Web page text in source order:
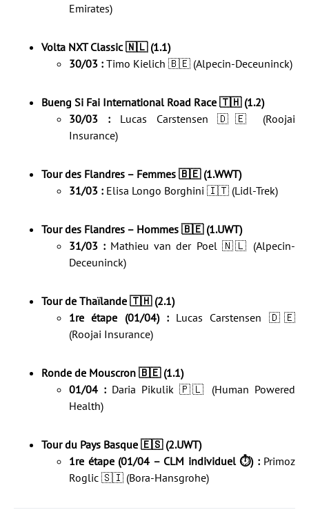
Emirates)
Volta NXT Classic 🇳🇱 (1.1)
30/03 : Timo Kielich 🇧🇪 (Alpecin-Deceuninck)
Bueng Si Fai International Road Race 🇹🇭 (1.2)
30/03 : Lucas Carstensen 🇩🇪 (Roojai
Insurance)
Tour des Flandres – Femmes 🇧🇪 (1.WWT)
31/03 : Elisa Longo Borghini 🇮🇹 (Lidl-Trek)
Tour des Flandres – Hommes 🇧🇪 (1.UWT)
31/03 : Mathieu van der Poel 🇳🇱 (Alpecin-
Deceuninck)
Tour de Thaïlande 🇹🇭 (2.1)
1re étape (01/04) :Lucas Carstensen 🇩🇪
(Roojai Insurance)
Ronde de Mouscron 🇧🇪 (1.1)
01/04 :Daria Pikulik 🇵🇱 (Human Powered
Health)
Tour du Pays Basque 🇪🇸 (2.UWT)
1re étape (01/04 – CLM individuel ⏱️) :Primoz
Roglic 🇸🇮 (Bora-Hansgrohe)